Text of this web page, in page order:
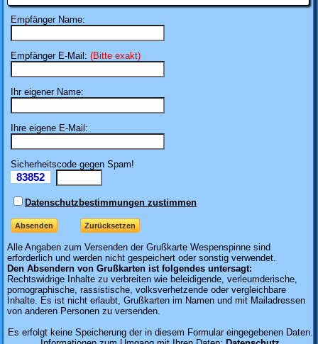
Empfänger Name:
Empfänger E-Mail: (Bitte exakt)
Ihr eigener Name:
Ihre eigene E-Mail:
Sicherheitscode gegen Spam!
83852
Datenschutzbestimmungen zustimmen
Alle Angaben zum Versenden der Grußkarte Wespenspinne sind
erforderlich und werden nicht gespeichert oder sonstig verwendet.
Den Absendern von Grußkarten ist folgendes untersagt:
Rechtswidrige Inhalte zu verbreiten wie beleidigende, verleumderische,
pornographische, rassistische, volksverhetzende oder vergleichbare
Inhalte. Es ist nicht erlaubt, Grußkarten im Namen und mit Mailadressen
von anderen Personen zu versenden.
Es erfolgt keine Speicherung der in diesem Formular eingegebenen Daten.